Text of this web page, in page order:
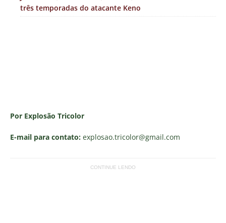
três temporadas do atacante Keno
Por Explosão Tricolor
E-mail para contato: explosao.tricolor@gmail.com
CONTINUE LENDO